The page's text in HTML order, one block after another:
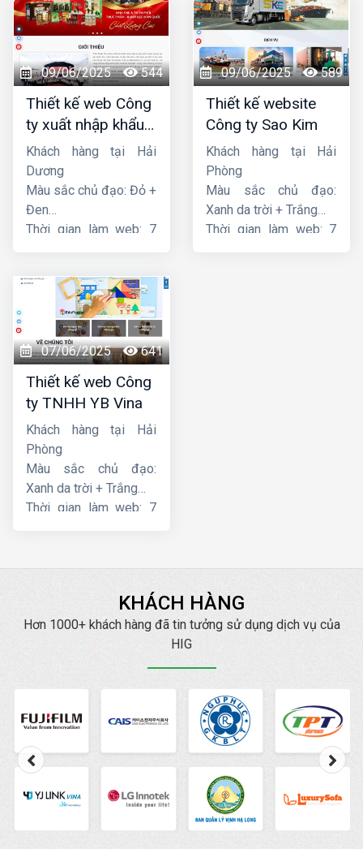
09/06/2025 544
Thiết kế web Công
ty xuất nhập khẩu
Thiên Thuận Phát
Khách hàng tại Hải
Dương
Màu sắc chủ đạo: Đỏ +
Đen
Thời gian làm web: 7
09/06/2025 589
Thiết kế website
Công ty Sao Kim
Khách hàng tại Hải
Phòng
Màu sắc chủ đạo:
Xanh da trời + Trắng
Thời gian làm web: 7
07/06/2025 641
Thiết kế web Công
ty TNHH YB Vina
Khách hàng tại Hải
Phòng
Màu sắc chủ đạo:
Xanh da trời + Trắng
Thời gian làm web: 7
KHÁCH HÀNG
Hơn 1000+ khách hàng đã tin tưởng sử dụng dịch vụ của
HIG